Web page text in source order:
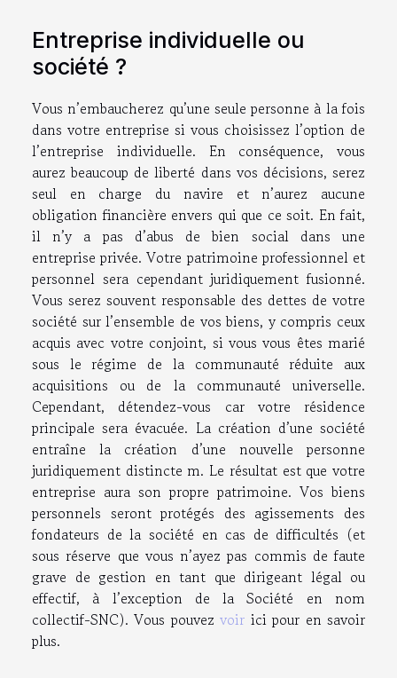
Entreprise individuelle ou
société ?
Vous n’embaucherez qu’une seule personne à la fois
dans votre entreprise si vous choisissez l’option de
l’entreprise individuelle. En conséquence, vous
aurez beaucoup de liberté dans vos décisions, serez
seul en charge du navire et n’aurez aucune
obligation financière envers qui que ce soit. En fait,
il n’y a pas d’abus de bien social dans une
entreprise privée. Votre patrimoine professionnel et
personnel sera cependant juridiquement fusionné.
Vous serez souvent responsable des dettes de votre
société sur l’ensemble de vos biens, y compris ceux
acquis avec votre conjoint, si vous vous êtes marié
sous le régime de la communauté réduite aux
acquisitions ou de la communauté universelle.
Cependant, détendez-vous car votre résidence
principale sera évacuée. La création d’une société
entraîne la création d’une nouvelle personne
juridiquement distincte m. Le résultat est que votre
entreprise aura son propre patrimoine. Vos biens
personnels seront protégés des agissements des
fondateurs de la société en cas de difficultés (et
sous réserve que vous n’ayez pas commis de faute
grave de gestion en tant que dirigeant légal ou
effectif, à l’exception de la Société en nom
collectif-SNC). Vous pouvezvoir ici pour en savoir
plus.